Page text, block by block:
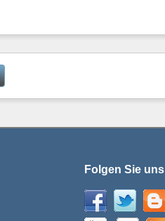
Folgen Sie uns